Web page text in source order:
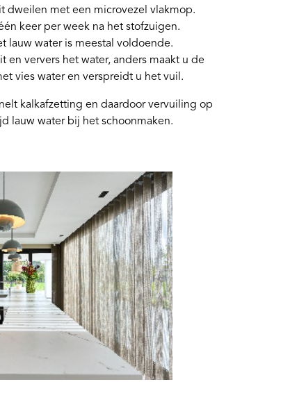
dweilen met een microvezel vlakmop.
keer per week na het stofzuigen.
lauw water is meestal voldoende.
en ververs het water, anders maakt u de
vies water en verspreidt u het vuil.
kalkafzetting en daardoor vervuiling op
lauw water bij het schoonmaken.